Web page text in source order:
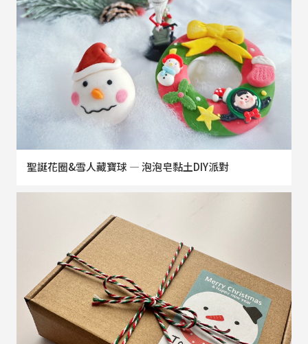
聖誕花圈&雪人藏寶球 — 泡泡皂黏土DIY派對